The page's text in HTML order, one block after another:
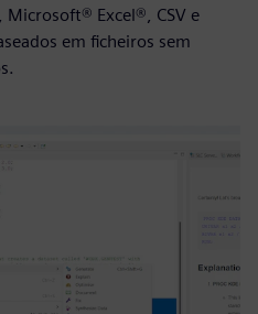
Microsoft® Excel®, CSV e
em ficheiros sem